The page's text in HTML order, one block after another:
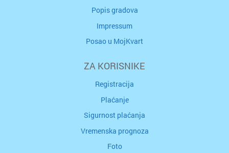
Popis gradova
Impressum
Posao u MojKvart
ZA KORISNIKE
Registracija
Plaćanje
Sigurnost plaćanja
Vremenska prognoza
Foto